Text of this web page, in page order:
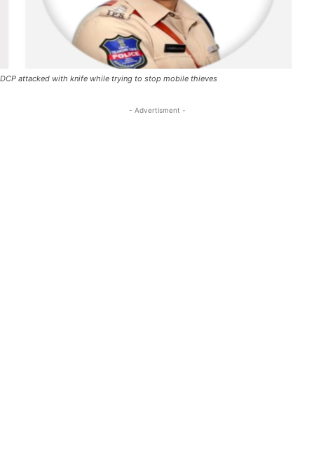
DCP attacked with knife while trying to stop mobile thieves
- Advertisment -